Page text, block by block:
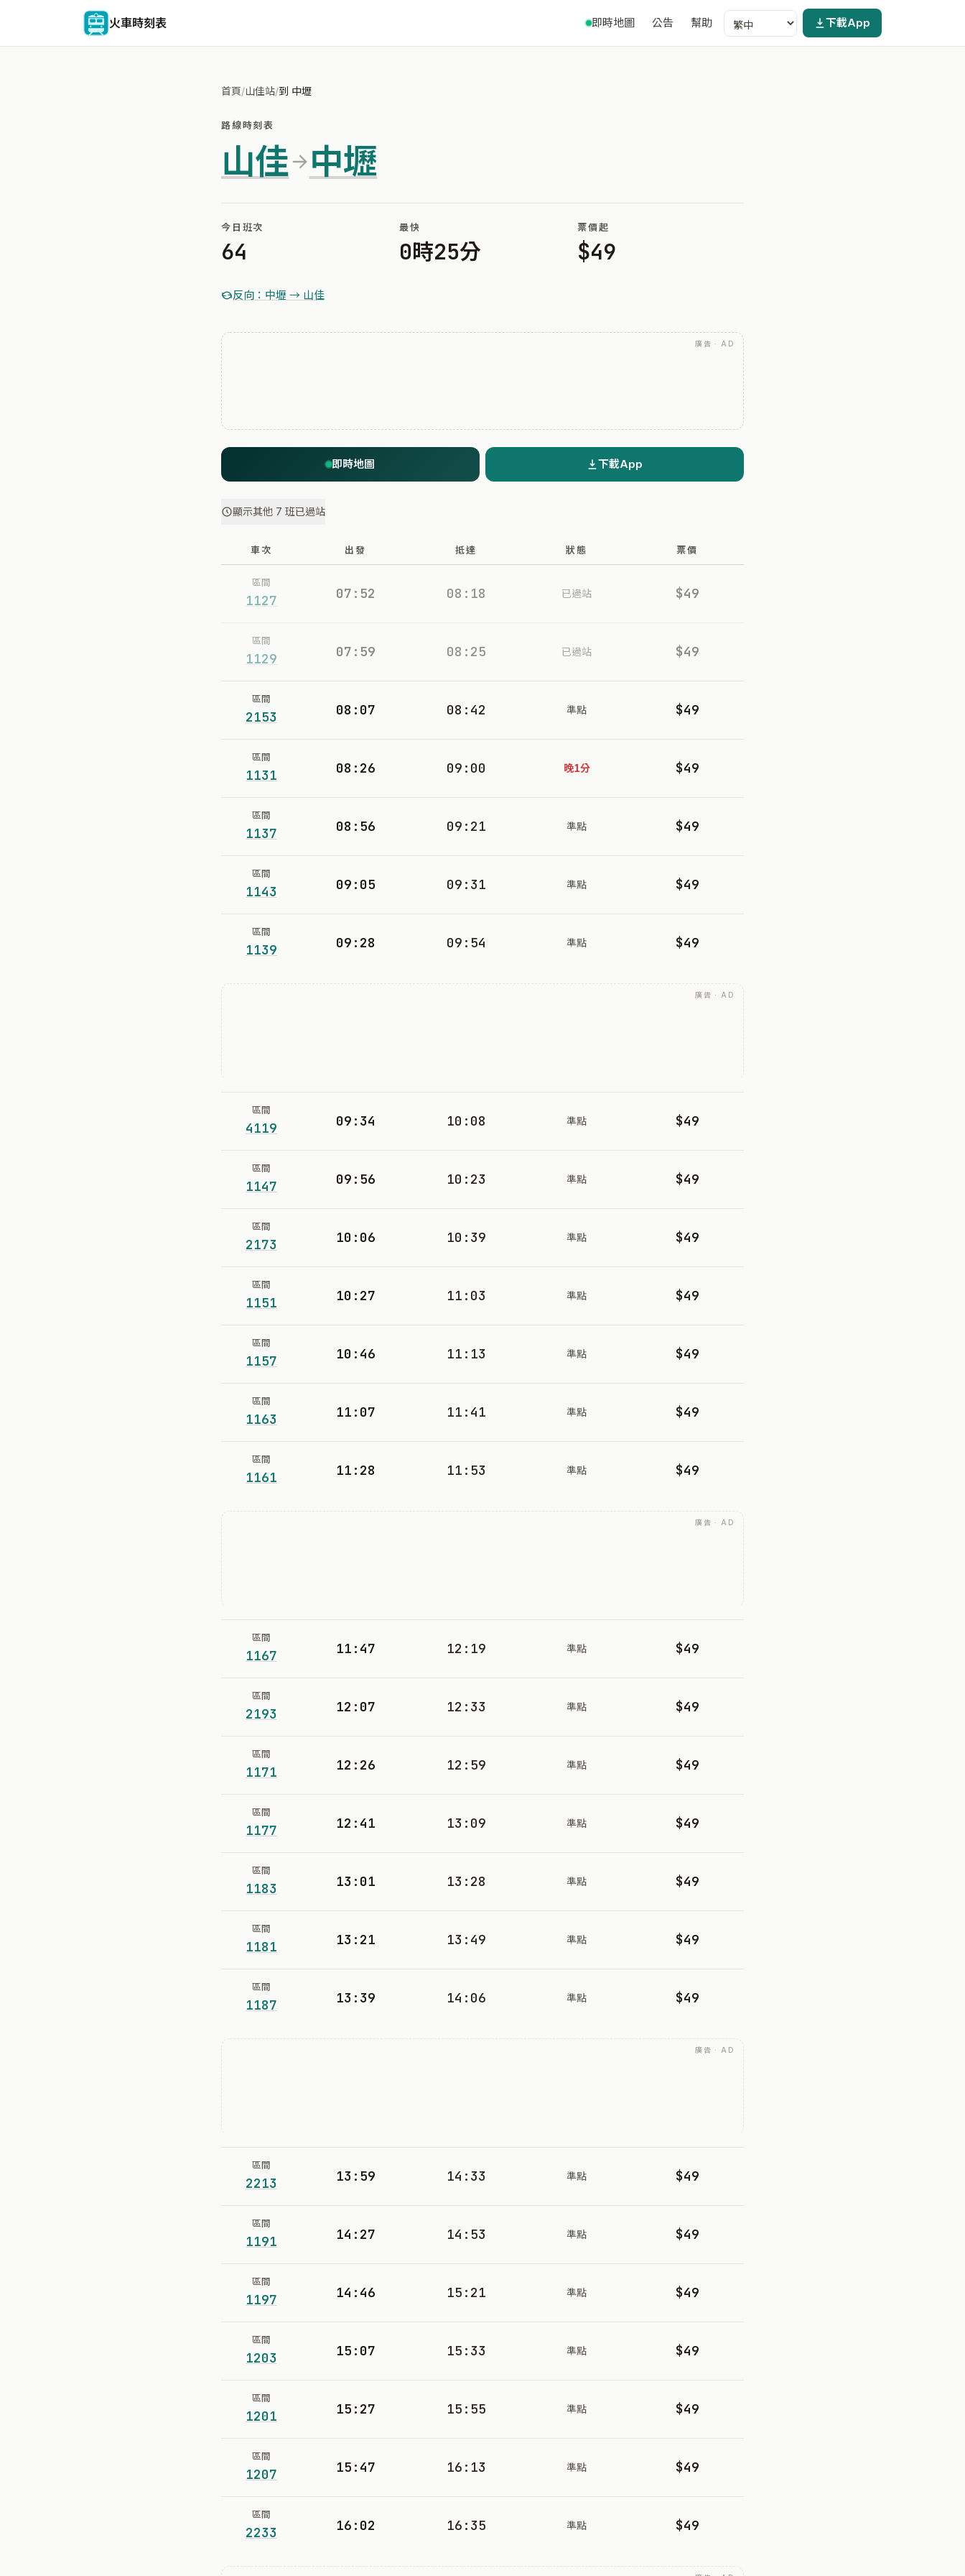
火車時刻表 即時地圖 公告 幫助 下載App
首頁/山佳站/到 中壢
路線時刻表
山佳 中壢
今日班次
64
最快
0時25分
票價起
$49
反向：中壢 → 山佳
廣告 · AD
即時地圖 下載App
顯示其他 7 班已過站
車次 出發 抵達 狀態 票價
區間
1127 07:52 08:18 已過站 $49
區間
1129 07:59 08:25 已過站 $49
區間
2153 08:07 08:42 準點 $49
區間
1131 08:26 09:00 晚1分 $49
區間
1137 08:56 09:21 準點 $49
區間
1143 09:05 09:31 準點 $49
區間
1139 09:28 09:54 準點 $49
廣告 · AD
區間
4119 09:34 10:08 準點 $49
區間
1147 09:56 10:23 準點 $49
區間
2173 10:06 10:39 準點 $49
區間
1151 10:27 11:03 準點 $49
區間
1157 10:46 11:13 準點 $49
區間
1163 11:07 11:41 準點 $49
區間
1161 11:28 11:53 準點 $49
廣告 · AD
區間
1167 11:47 12:19 準點 $49
區間
2193 12:07 12:33 準點 $49
區間
1171 12:26 12:59 準點 $49
區間
1177 12:41 13:09 準點 $49
區間
1183 13:01 13:28 準點 $49
區間
1181 13:21 13:49 準點 $49
區間
1187 13:39 14:06 準點 $49
廣告 · AD
區間
2213 13:59 14:33 準點 $49
區間
1191 14:27 14:53 準點 $49
區間
1197 14:46 15:21 準點 $49
區間
1203 15:07 15:33 準點 $49
區間
1201 15:27 15:55 準點 $49
區間
1207 15:47 16:13 準點 $49
區間
2233 16:02 16:35 準點 $49